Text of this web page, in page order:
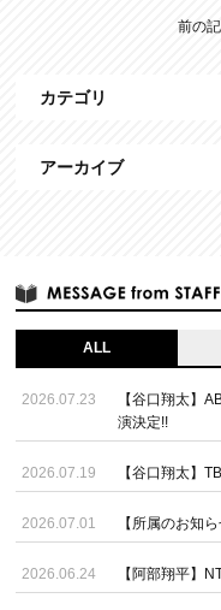
前の
カテゴリ
アーカイブ
ALL
2026.07.23
【谷口翔太】
演決定!!
2026.07.19 【谷口翔太】
2026.07.01 【所属のお知
2026.06.24 【阿部翔平】